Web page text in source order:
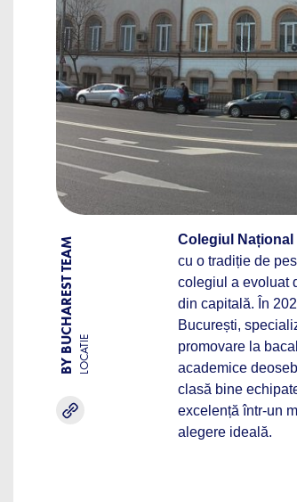
BY BUCHAREST TEAM LOCATIE
Colegiul Național
cu o tradiție de
colegiul a evoluat
din capitală. În
București,
promovare la
academice
clasă bine
excelență într-un
alegere ideală.